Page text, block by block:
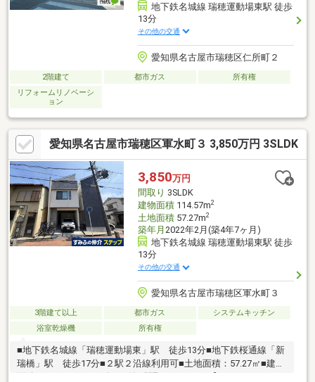
地下鉄名城線 瑞穂運動場東駅 徒歩
13分
その他の交通
愛知県名古屋市瑞穂区仁所町２
2階建て 都市ガス
所有権
リフォームリノベーシ
ョン
愛知県名古屋市瑞穂区軍水町３ 3,850万円 3SLDK
3,850万円
間取り 3SLDK
建物面積114.57m2
土地面積57.27m2
築年月 2022年2月(築4年7ヶ月)
地下鉄名城線 瑞穂運動場東駅 徒歩
13分
その他の交通
愛知県名古屋市瑞穂区軍水町３
3階建て以上 都市ガス
システムキッチン
浴室乾燥機
所有権
■地下鉄名城線「瑞穂運動場東」駅 徒歩13分■地下鉄桜通線「新
瑞橋」駅 徒歩17分■２駅２沿線利用可■土地面積：57.27㎡■建物